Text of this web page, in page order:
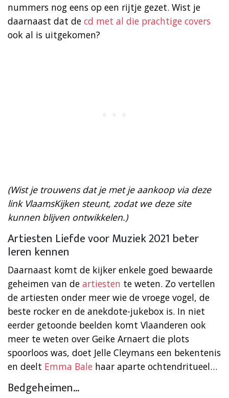
nummers nog eens op een rijtje gezet. Wist je
daarnaast dat de cd met al die prachtige covers
ook al is uitgekomen?
(Wist je trouwens dat je met je aankoop via deze
link VlaamsKijken steunt, zodat we deze site
kunnen blijven ontwikkelen.)
Artiesten Liefde voor Muziek 2021 beter
leren kennen
Daarnaast komt de kijker enkele goed bewaarde
geheimen van de artiesten te weten. Zo vertellen
de artiesten onder meer wie de vroege vogel, de
beste rocker en de anekdote-jukebox is. In niet
eerder getoonde beelden komt Vlaanderen ook
meer te weten over Geike Arnaert die plots
spoorloos was, doet Jelle Cleymans een bekentenis
en deelt Emma Bale haar aparte ochtendritueel…
Bedgeheimen…